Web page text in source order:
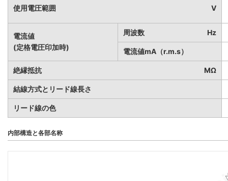
使用電圧範囲 V
電流値
(定格電圧印加時)
周波数 Hz
電流値mA（r.m.s）
絶縁抵抗 MΩ
結線方式とリード線長さ
リード線の色
内部構造と各部名称